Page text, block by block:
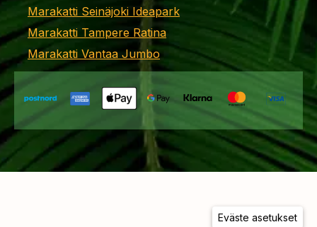
Marakatti Seinäjoki Ideapark
Marakatti Tampere Ratina
Marakatti Vantaa Jumbo
Eväste asetukset